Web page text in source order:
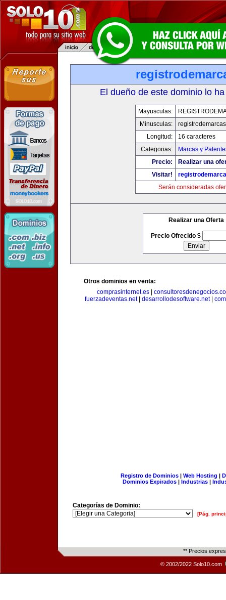
El dueño de este dominio lo
Mayusculas:
Minusculas:
Longitud:
16 caracteres
Categorias:
Marcas y
Precio:
Realizar una
Visitar!
Serán consideradas
Realizar una Oferta
Precio Ofrecido $
Otros dominios en venta:
comprasinternet.es|
fuerzadeventas.net| desarrollodesoftware.net|
Registro de Dominios| Web Hosting |
Dominios Expirados | Industrias |
Categorías de Dominio:
[Pág.
** Precios
© 2002/2022 Solo10.com